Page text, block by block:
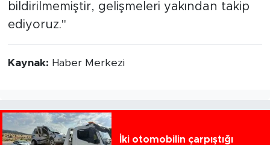
bildirilmemiştir, gelişmeleri yakından takip
ediyoruz."
Kaynak: Haber Merkezi
İki otomobilin çarpıştığı